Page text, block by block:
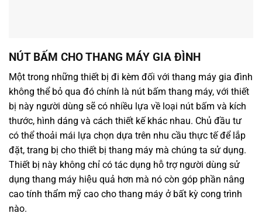
NÚT BẤM CHO THANG MÁY GIA ĐÌNH
Một trong những thiết bị đi kèm đối với thang máy gia đình
không thể bỏ qua đó chính là nút bấm thang máy, với thiết
bị này người dùng sẽ có nhiều lựa về loại nút bấm và kích
thước, hình dáng và cách thiết kế khác nhau. Chủ đầu tư
có thể thoải mái lựa chọn dựa trên nhu cầu thực tế để lắp
đặt, trang bị cho thiết bị thang máy mà chúng ta sử dụng.
Thiết bị này không chỉ có tác dụng hỗ trợ người dùng sử
dụng thang máy hiệu quả hơn mà nó còn góp phần nâng
cao tính thẩm mỹ cao cho thang máy ở bất kỳ cong trình
nào.